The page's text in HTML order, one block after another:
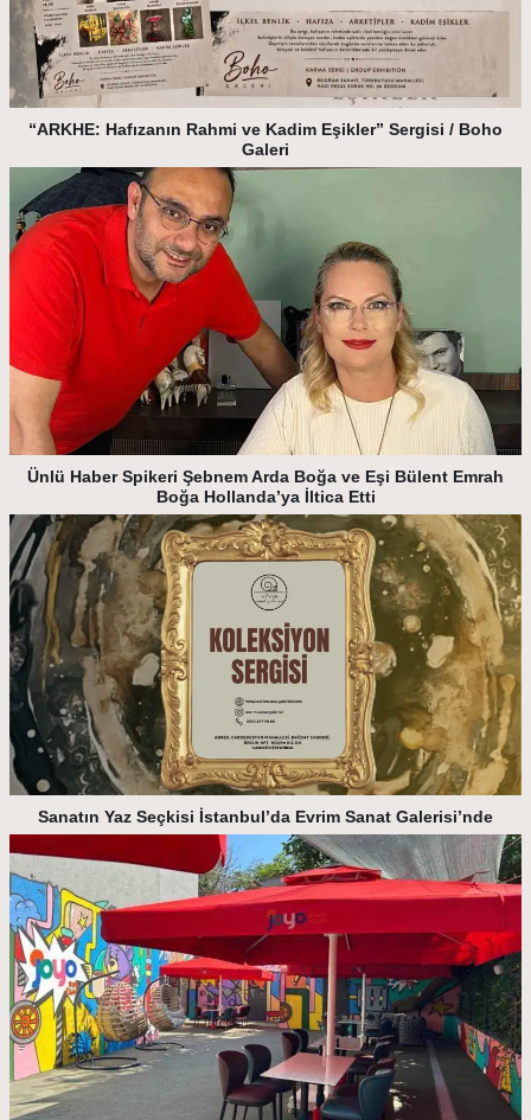
“ARKHE: Hafızanın Rahmi ve Kadim Eşikler” Sergisi / Boho
Galeri
Ünlü Haber Spikeri Şebnem Arda Boğa ve Eşi Bülent Emrah
Boğa Hollanda’ya İltica Etti
Sanatın Yaz Seçkisi İstanbul’da Evrim Sanat Galerisi’nde